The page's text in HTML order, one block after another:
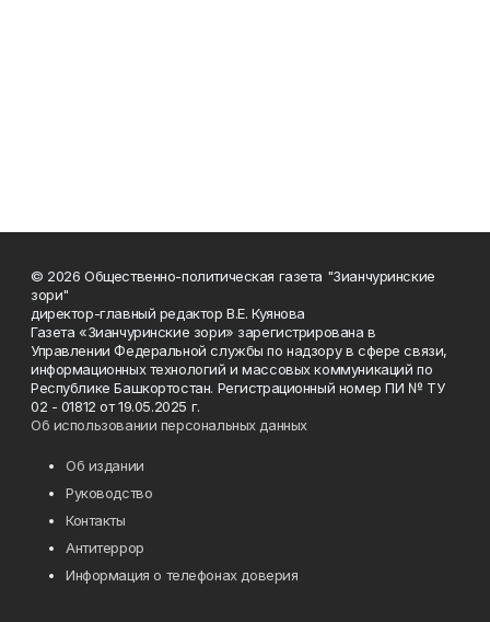
© 2026 Общественно-политическая газета "Зианчуринские
зори"
директор-главный редактор В.Е. Куянова
Газета «Зианчуринские зори» зарегистрирована в
Управлении Федеральной службы по надзору в сфере связи,
информационных технологий и массовых коммуникаций по
Республике Башкортостан. Регистрационный номер ПИ № ТУ
02 - 01812 от 19.05.2025 г.
Об использовании персональных данных
Об издании
Руководство
Контакты
Антитеррор
Информация о телефонах доверия